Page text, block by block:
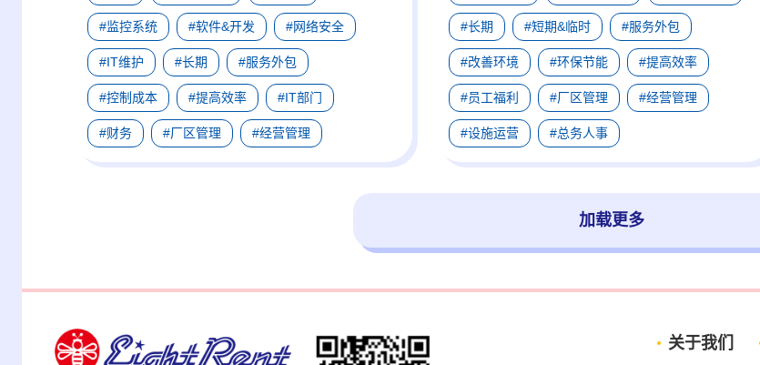
#监控系统 #软件&开发 #网络安全
#IT维护 #长期 #服务外包
#控制成本 #提高效率 #IT部门
#财务 #厂区管理 #经营管理
#长期 #短期&临时 #服务外包
#改善环境 #环保节能 #提高效率
#员工福利 #厂区管理 #经营管理
#设施运营 #总务人事
加载更多
关于我们